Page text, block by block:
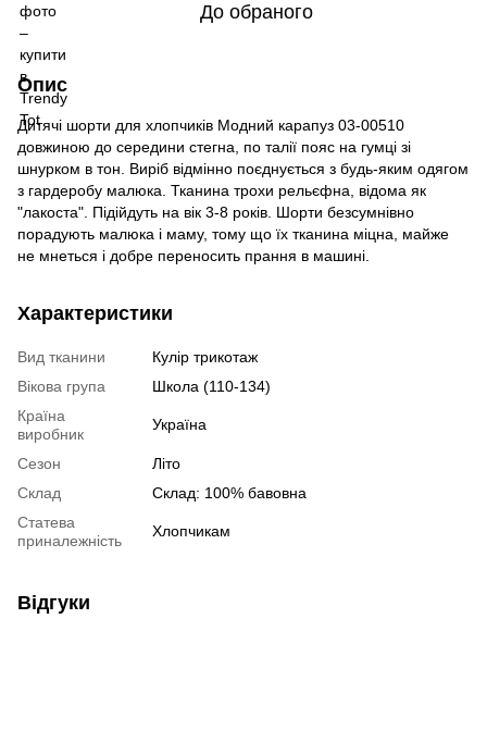
До обраного
Опис
Дитячі шорти для хлопчиків Модний карапуз 03-00510
довжиною до середини стегна, по талії пояс на гумці зі
шнурком в тон. Виріб відмінно поєднується з будь-яким одягом
з гардеробу малюка. Тканина трохи рельєфна, відома як
"лакоста". Підійдуть на вік 3-8 років. Шорти безсумнівно
порадують малюка і маму, тому що їх тканина міцна, майже
не мнеться і добре переносить прання в машині.
Характеристики
Вид тканини
Кулір трикотаж
Вікова група
Школа (110-134)
Країна
виробник
Україна
Сезон
Літо
Склад
Склад: 100% бавовна
Статева
приналежність
Хлопчикам
Відгуки